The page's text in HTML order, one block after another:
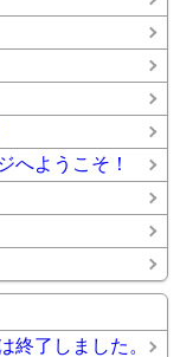
へようこそ！
終了しました。